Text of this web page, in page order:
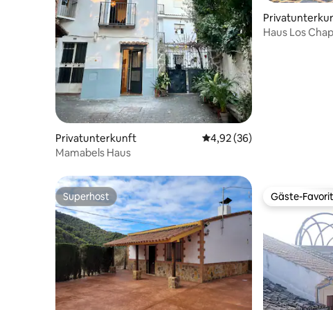
Privatunterkunft Durchschnittliche
4,92 (36)
Mamabels Haus
Haus Los
Superhost
Superhost Gäste-Favorit
Gäste-Favorit